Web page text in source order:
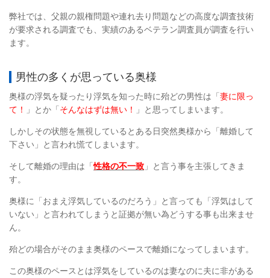
弊社では、父親の親権問題や連れ去り問題などの高度な調査技術
が要求される調査でも、実績のあるベテラン調査員が調査を行い
ます。
男性の多くが思っている奥様
奥様の浮気を疑ったり浮気を知った時に殆どの男性は「 妻に限っ
て！
」とか「 そんなはずは無い！ 」と思ってしまいます。
しかしその状態を無視しているとある日突然奥様から「離婚して
下さい」と言われ慌てしまいます。
そして離婚の理由は「性格の不一致 」と言う事を主張してきま
す。
奥様に「おまえ浮気しているのだろう」と言っても「浮気はして
いない」と言われてしまうと証拠が無い為どうする事も出来ませ
ん。
殆どの場合がそのまま奥様のペースで離婚になってしまいます。
この奥様のペースとは浮気をしているのは妻なのに夫に非がある